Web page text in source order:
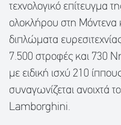
τεχνολογικό επίτευγμα
ολοκλήρου στη Μόντενα
διπλώματα
7.500 στροφές και 730
με ειδική ισχύ 210
συναγωνίζεται ανοιχτά
Lamborghini.